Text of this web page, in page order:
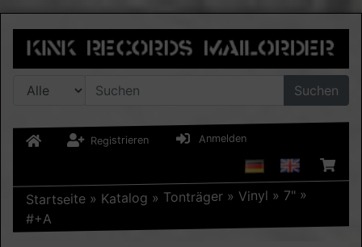
Suchen
Registrieren Anmelden
Startseite » Katalog » Tonträger » Vinyl » 7" »
#+A